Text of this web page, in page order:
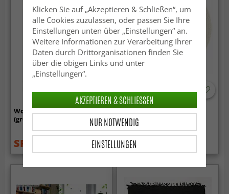
Wollteppich - Coastal
(greige)
SFr. 18.99 SFr. 26.99
Runde Teppiche - Coastal
(cream)
SFr. 53.99
Klicken Sie auf „Akzeptieren & Schließen“, um
alle Cookies zuzulassen, oder passen Sie Ihre
Einstellungen unten über „Einstellungen“ an.
Weitere Informationen zur Verarbeitung Ihrer
Daten durch Drittorganisationen finden Sie
über die obigen Links und unter
„Einstellungen“.
EINSTELLUNGEN
NUR NOTWENDIG
AKZEPTIEREN & SCHLIESSEN